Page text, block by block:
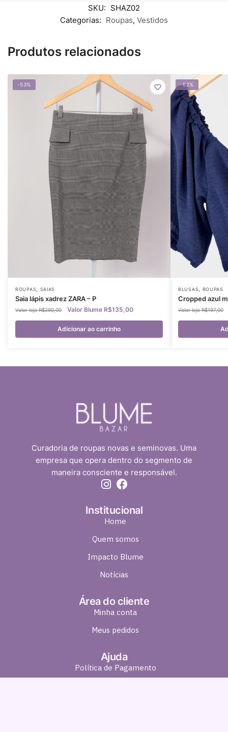
SKU: SHAZ02
Categorias: Roupas, Vestidos
Produtos relacionados
-53%
ROUPAS, SAIAS
Saia lápis xadrez ZARA – P
R$290,00 R$135,00
Adicionar ao carrinho
-62%
BLUSAS, ROUPAS
Cropped azul
R$197,00
Curadoria de roupas novas e seminovas. Uma
empresa que opera dentro do segmento de
maneira consciente e responsável.
Institucional
Home
Quem somos
Impacto Blume
Notícias
Área do cliente
Minha conta
Meus pedidos
Ajuda
Política de Pagamento